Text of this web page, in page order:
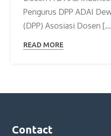
Pengurus DPP ADAI
(DPP) Asosiasi Dosen
READ MORE
Contact